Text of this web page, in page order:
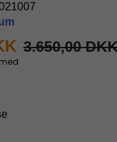
3.650,00